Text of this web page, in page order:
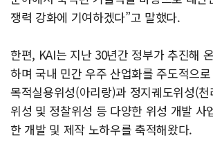
쟁력 강화에 기여하겠다”고 말했다.
한편, KAI는 지난 30년간 정부가 추진해
하며 국내 민간 우주 산업화를 주도적으
목적실용위성(아리랑)과 정지궤도위성(
위성 및 정찰위성 등 다양한 위성 개발 사
한 개발 및 제작 노하우를 축적해왔다.